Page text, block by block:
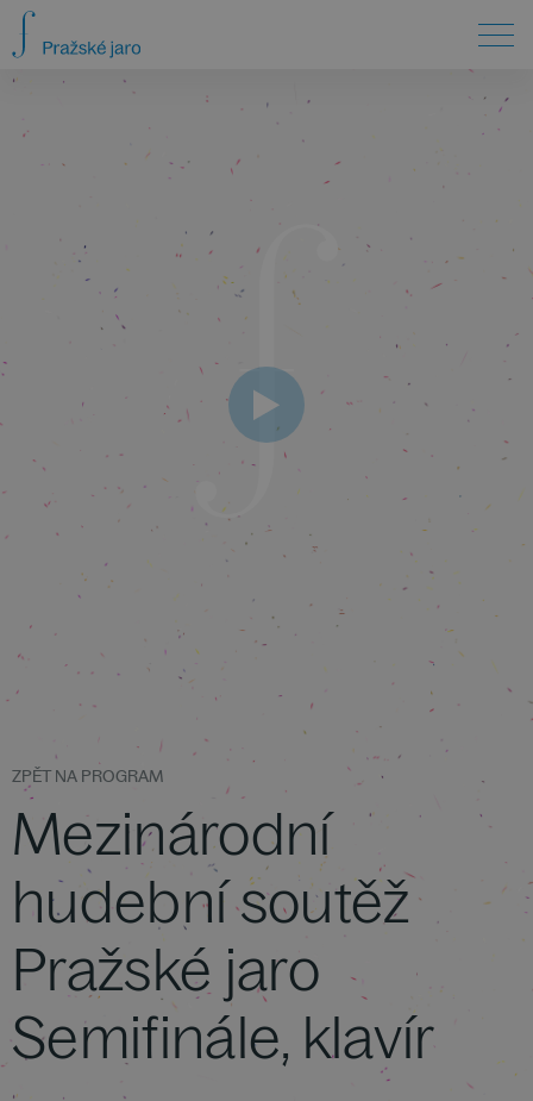
ZPĚT NA PROGRAM
Mezinárodní
hudební soutěž
Pražské jaro
Semifinále, klavír